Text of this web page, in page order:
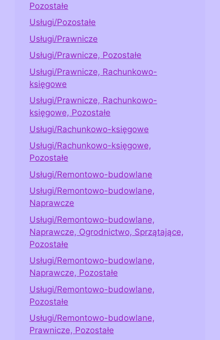
Pozostałe
Usługi/Pozostałe
Usługi/Prawnicze
Usługi/Prawnicze, Pozostałe
Usługi/Prawnicze, Rachunkowo-
księgowe
Usługi/Prawnicze, Rachunkowo-
księgowe, Pozostałe
Usługi/Rachunkowo-księgowe
Usługi/Rachunkowo-księgowe,
Pozostałe
Usługi/Remontowo-budowlane
Usługi/Remontowo-budowlane,
Naprawcze
Usługi/Remontowo-budowlane,
Naprawcze, Ogrodnictwo, Sprzątające,
Pozostałe
Usługi/Remontowo-budowlane,
Naprawcze, Pozostałe
Usługi/Remontowo-budowlane,
Pozostałe
Usługi/Remontowo-budowlane,
Prawnicze, Pozostałe